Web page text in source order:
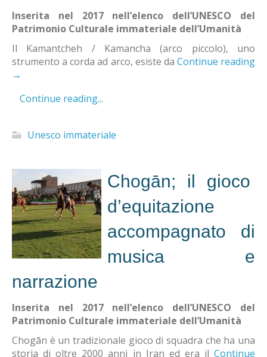
Inserita nel 2017 nell’elenco dell’UNESCO del
Patrimonio Culturale immateriale dell’Umanità
Il Kamantcheh / Kamancha (arco piccolo), uno
strumento a corda ad arco, esiste da Continue reading
→
Continue reading...
Unesco immateriale
Chogān; il gioco
d’equitazione
accompagnato di
musica e
narrazione
Inserita nel 2017 nell’elenco dell’UNESCO del
Patrimonio Culturale immateriale dell’Umanità
Chogān è un tradizionale gioco di squadra che ha una
storia di oltre 2000 anni in Iran ed era il Continue